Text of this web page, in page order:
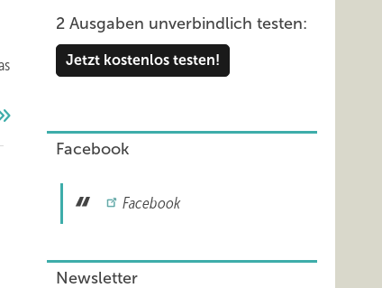
2 Ausgaben unverbindlich testen:
Jetzt kostenlos testen!
Facebook
Facebook
Newsletter